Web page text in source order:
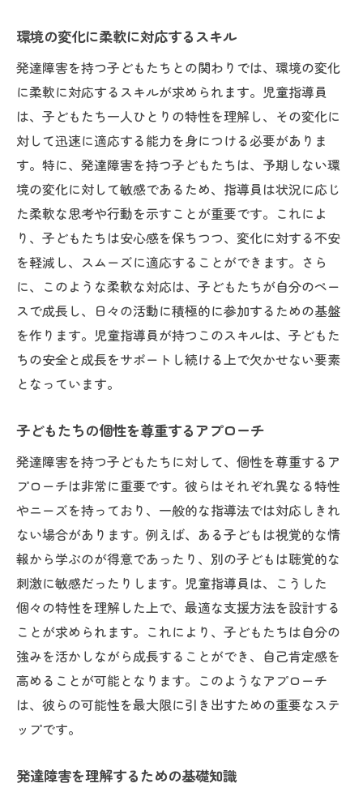
ト方法
キャリア支援プログラムの活用
興味関心を引き出すプロジェクト活動
長期的な目標設定と達成のサポート
子どもたちの成功体験を増やす工夫
心の成長を促す対話術
周囲の協力を引き出すコミュニケーション
発達障害を持つ子どもとの対話が未来を築く
オープンなコミュニケーションの促進
非言語的な表現を理解する力
子どもの声を引き出す傾聴の技術
家族と共に作る未来のビジョン
文化や背景を考慮した対話アプローチ
相互理解を深めるための実践活動
成功事例から学ぶ発達障害児との関わり方のコ
成功事例に見る効果的な支援法
実践から得た教訓と改善ポイント
継続的な支援がもたらす変化
成功体験を他の場面に生かす工夫
成功事例が示す指導員の役割
子どもたちの成長を共有する喜び
発達障害児の可能性を引き出す環境作りの重要
性
安心安全な学習環境の構築
子どもたちの自己表現を支える場作り
環境の変化に柔軟に対応するスキル
発達障害を持つ子どもたちとの関わりでは、環境の変化
に柔軟に対応するスキルが求められます。児童指導員
は、子どもたち一人ひとりの特性を理解し、その変化に
対して迅速に適応する能力を身につける必要がありま
す。特に、発達障害を持つ子どもたちは、予期しない環
境の変化に対して敏感であるため、指導員は状況に応じ
た柔軟な思考や行動を示すことが重要です。これによ
り、子どもたちは安心感を保ちつつ、変化に対する不安
を軽減し、スムーズに適応することができます。さら
に、このような柔軟な対応は、子どもたちが自分のペー
スで成長し、日々の活動に積極的に参加するための基盤
を作ります。児童指導員が持つこのスキルは、子どもた
ちの安全と成長をサポートし続ける上で欠かせない要素
となっています。
子どもたちの個性を尊重するアプローチ
発達障害を持つ子どもたちに対して、個性を尊重するア
プローチは非常に重要です。彼らはそれぞれ異なる特性
やニーズを持っており、一般的な指導法では対応しきれ
ない場合があります。例えば、ある子どもは視覚的な情
報から学ぶのが得意であったり、別の子どもは聴覚的な
刺激に敏感だったりします。児童指導員は、こうした
個々の特性を理解した上で、最適な支援方法を設計する
ことが求められます。これにより、子どもたちは自分の
強みを活かしながら成長することができ、自己肯定感を
高めることが可能となります。このようなアプローチ
は、彼らの可能性を最大限に引き出すための重要なステ
ップです。
発達障害を理解するための基礎知識